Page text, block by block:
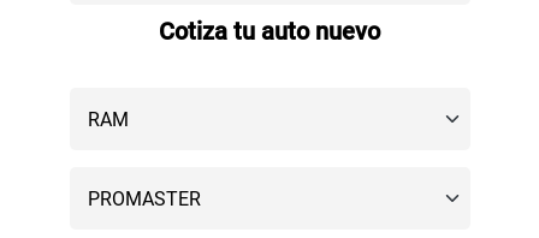
Cotiza tu auto nuevo